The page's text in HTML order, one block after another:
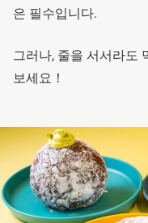
은 필수입니다.
그러나, 줄을 서서라도
보세요！